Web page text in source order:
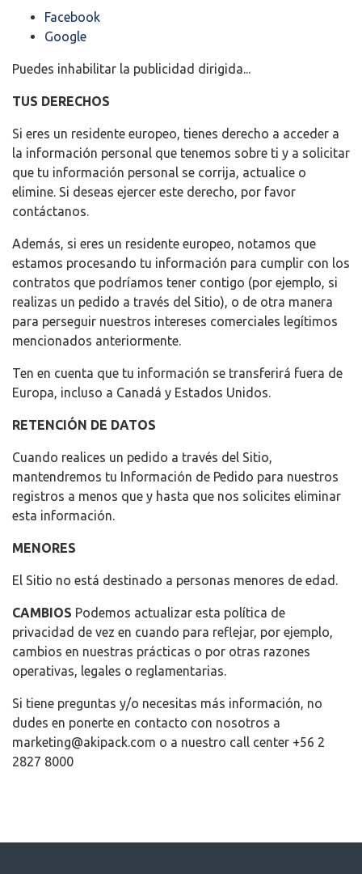
Facebook
Google
Puedes inhabilitar la publicidad dirigida...
TUS DERECHOS
Si eres un residente europeo, tienes derecho a acceder a
la información personal que tenemos sobre ti y a solicitar
que tu información personal se corrija, actualice o
elimine. Si deseas ejercer este derecho, por favor
contáctanos.
Además, si eres un residente europeo, notamos que
estamos procesando tu información para cumplir con los
contratos que podríamos tener contigo (por ejemplo, si
realizas un pedido a través del Sitio), o de otra manera
para perseguir nuestros intereses comerciales legítimos
mencionados anteriormente.
Ten en cuenta que tu información se transferirá fuera de
Europa, incluso a Canadá y Estados Unidos.
RETENCIÓN DE DATOS
Cuando realices un pedido a través del Sitio,
mantendremos tu Información de Pedido para nuestros
registros a menos que y hasta que nos solicites eliminar
esta información.
MENORES
El Sitio no está destinado a personas menores de edad.
CAMBIOS Podemos actualizar esta política de
privacidad de vez en cuando para reflejar, por ejemplo,
cambios en nuestras prácticas o por otras razones
operativas, legales o reglamentarias.
Si tiene preguntas y/o necesitas más información, no
dudes en ponerte en contacto con nosotros a
marketing@akipack.com o a nuestro call center +56 2
2827 8000